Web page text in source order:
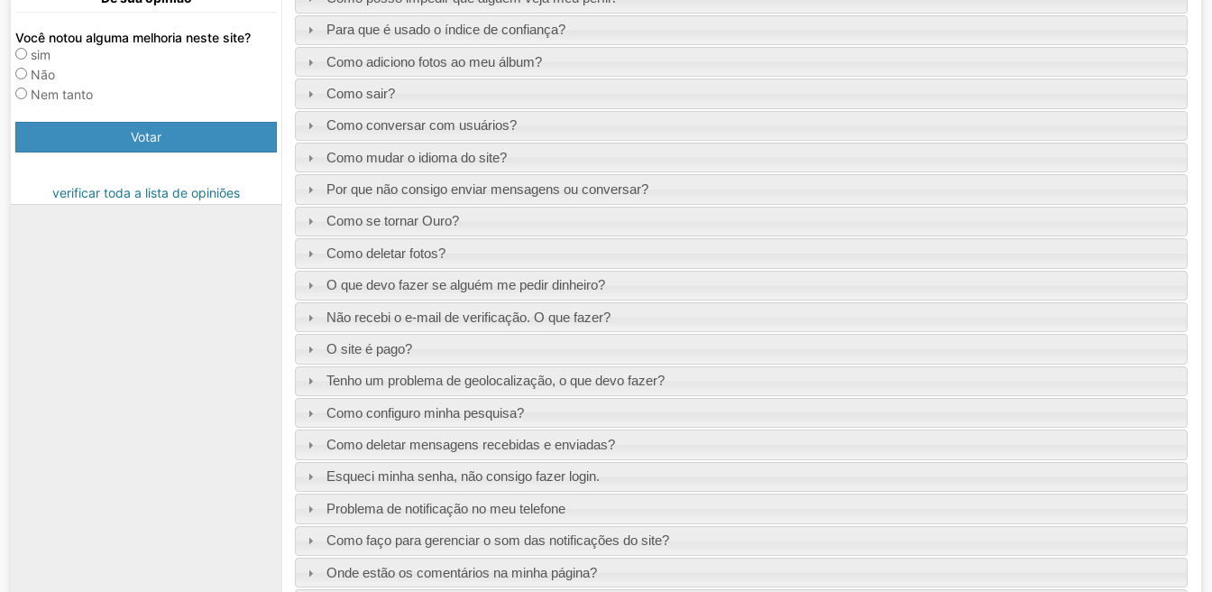
Você notou alguma melhoria neste site?
sim
Não
Nem tanto
Votar
verificar toda a lista de opiniões
Para que é usado o índice de confiança?
Como adiciono fotos ao meu álbum?
Como sair?
Como conversar com usuários?
Como mudar o idioma do site?
Por que não consigo enviar mensagens ou conversar?
Como se tornar Ouro?
Como deletar fotos?
O que devo fazer se alguém me pedir dinheiro?
Não recebi o e-mail de verificação. O que fazer?
O site é pago?
Tenho um problema de geolocalização, o que devo fazer?
Como configuro minha pesquisa?
Como deletar mensagens recebidas e enviadas?
Esqueci minha senha, não consigo fazer login.
Problema de notificação no meu telefone
Como faço para gerenciar o som das notificações do site?
Onde estão os comentários na minha página?